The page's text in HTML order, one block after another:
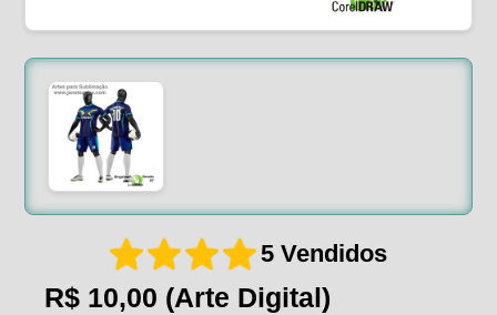
5 Vendidos
R$ 10,00 (Arte Digital)